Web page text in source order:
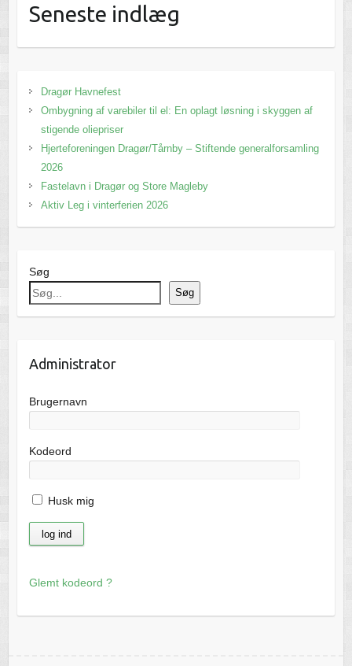
Seneste indlæg
Dragør Havnefest
Ombygning af varebiler til el: En oplagt løsning i skyggen af
stigende oliepriser
Hjerteforeningen Dragør/Tårnby – Stiftende generalforsamling
2026
Fastelavn i Dragør og Store Magleby
Aktiv Leg i vinterferien 2026
Søg
Søg
Administrator
Brugernavn
Kodeord
Husk mig
Glemt kodeord ?